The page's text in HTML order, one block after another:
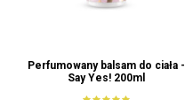
Perfumowany balsam do ciała -
Say Yes! 200ml